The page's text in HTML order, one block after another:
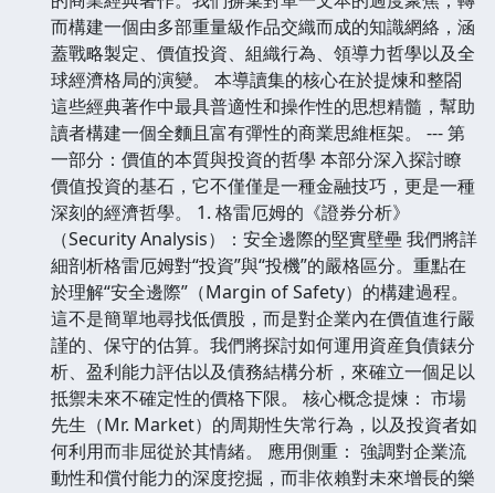
而構建一個由多部重量級作品交織而成的知識網絡，涵
蓋戰略製定、價值投資、組織行為、領導力哲學以及全
球經濟格局的演變。 本導讀集的核心在於提煉和整閤
這些經典著作中最具普適性和操作性的思想精髓，幫助
讀者構建一個全麵且富有彈性的商業思維框架。 --- 第
一部分：價值的本質與投資的哲學 本部分深入探討瞭
價值投資的基石，它不僅僅是一種金融技巧，更是一種
深刻的經濟哲學。 1. 格雷厄姆的《證券分析》
（Security Analysis）：安全邊際的堅實壁壘 我們將詳
細剖析格雷厄姆對“投資”與“投機”的嚴格區分。重點在
於理解“安全邊際”（Margin of Safety）的構建過程。
這不是簡單地尋找低價股，而是對企業內在價值進行嚴
謹的、保守的估算。我們將探討如何運用資産負債錶分
析、盈利能力評估以及債務結構分析，來確立一個足以
抵禦未來不確定性的價格下限。 核心概念提煉： 市場
先生（Mr. Market）的周期性失常行為，以及投資者如
何利用而非屈從於其情緒。 應用側重： 強調對企業流
動性和償付能力的深度挖掘，而非依賴對未來增長的樂